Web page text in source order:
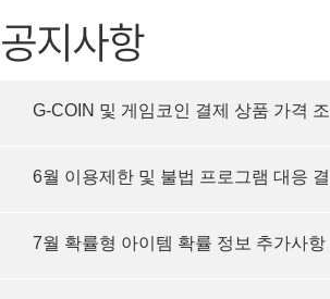
프렌즈팝콘
공지사항
G-COIN 및 게임코인 결제 상품 가격
6월 이용제한 및 불법 프로그램 대응
7월 확률형 아이템 확률 정보 추가사항